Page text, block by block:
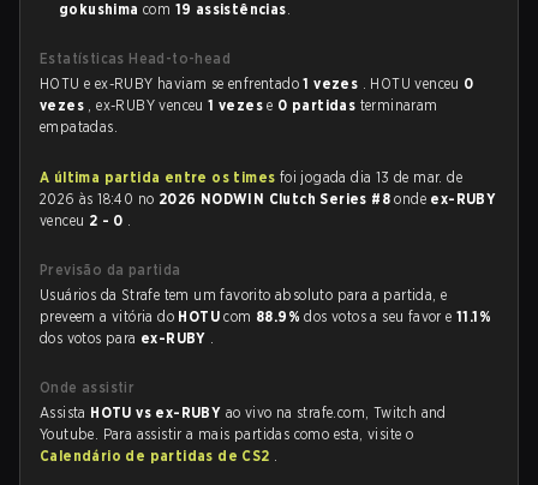
gokushima com 19 assistências.
Estatísticas Head-to-head
HOTU e ex-RUBY haviam se enfrentado1 vezes . HOTU venceu 0
vezes , ex-RUBY venceu1 vezese 0 partidas terminaram
empatadas.
A última partida entre os times foi jogada dia 13 de mar. de
2026 às 18:40 no 2026 NODWIN Clutch Series #8onde ex-RUBY
venceu 2 - 0 .
Previsão da partida
Usuários da Strafe tem um favorito absoluto para a partida, e
preveem a vitória do HOTUcom 88.9%dos votos a seu favor e11.1%
dos votos para ex-RUBY .
Onde assistir
Assista HOTU vs ex-RUBY ao vivo na strafe.com, Twitch and
Youtube. Para assistir a mais partidas como esta, visite o
Calendário de partidas de CS2 .